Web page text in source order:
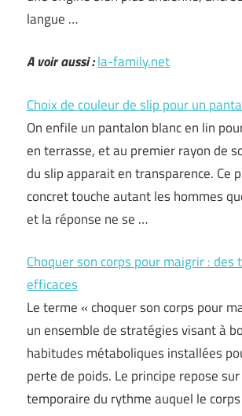
langue …
A voir aussi :la-family.net
Choix de couleur de slip pour un
On enfile un pantalon blanc en lin
en terrasse, et au premier rayon de
du slip apparait en transparence. Ce
concret touche autant les hommes
et la réponse ne se …
Choquer son corps pour maigrir : des
efficaces
Le terme « choquer son corps pour
un ensemble de stratégies visant à
habitudes métaboliques installées
perte de poids. Le principe repose
temporaire du rythme auquel le